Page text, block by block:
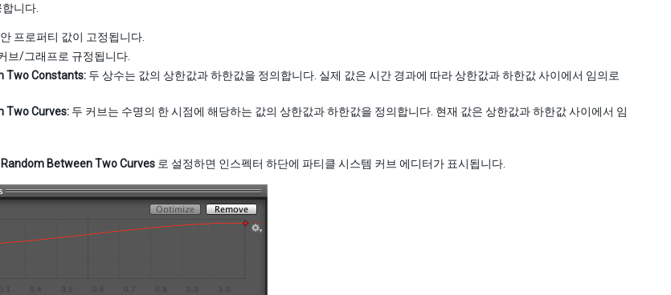
니다.
프로퍼티 값이 고정됩니다.
브/그래프로 규정됩니다.
Two Constants: 두 상수는 값의 상한값과 하한값을 정의합니다. 실제 값은 시간 경과에 따라 상한값과 하한값 사이에서 임의로
Two Curves: 두 커브는 수명의 한 시점에 해당하는 값의 상한값과 하한값을 정의합니다. 현재 값은 상한값과 하한값 사이에서 임
Random Between Two Curves 로 설정하면 인스펙터 하단에 파티클 시스템 커브 에디터가 표시됩니다.